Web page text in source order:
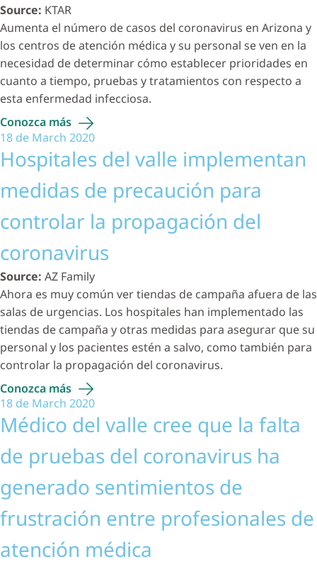
Source: KTAR
Aumenta el número de casos del coronavirus en Arizona y
los centros de atención médica y su personal se ven en la
necesidad de determinar cómo establecer prioridades en
cuanto a tiempo, pruebas y tratamientos con respecto a
esta enfermedad infecciosa.
Conozca más
18 de March 2020
Hospitales del valle implementan
medidas de precaución para
controlar la propagación del
coronavirus
Source: AZ Family
Ahora es muy común ver tiendas de campaña afuera de las
salas de urgencias. Los hospitales han implementado las
tiendas de campaña y otras medidas para asegurar que su
personal y los pacientes estén a salvo, como también para
controlar la propagación del coronavirus.
Conozca más
18 de March 2020
Médico del valle cree que la falta
de pruebas del coronavirus ha
generado sentimientos de
frustración entre profesionales de
atención médica